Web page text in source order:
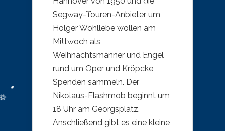
Segway-Touren-Anbieter um
Holger Wohllebe wollen am
Mittwoch als
Weihnachtsmänner und Engel
rund um Oper und Kröpcke
Spenden sammeln. Der
Nikolaus-Flashmob beginnt um
18 Uhr am Georgsplatz.
Anschließend gibt es eine kleine